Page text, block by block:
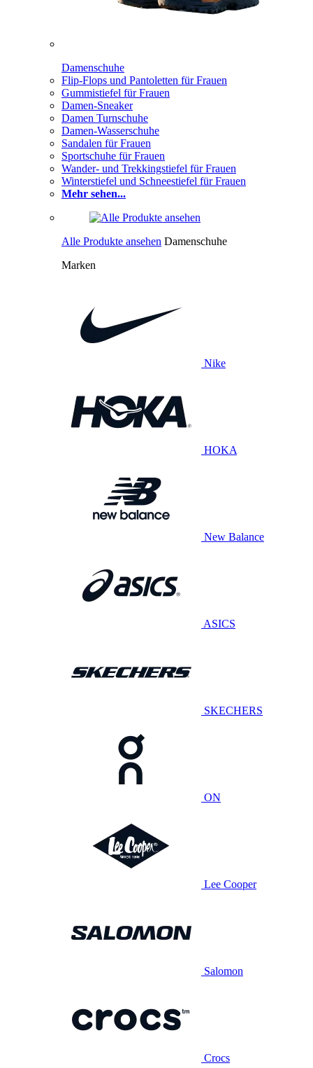
Damenschuhe
Flip-Flops und Pantoletten für Frauen
Gummistiefel für Frauen
Damen-Sneaker
Damen Turnschuhe
Damen-Wasserschuhe
Sandalen für Frauen
Sportschuhe für Frauen
Wander- und Trekkingstiefel für Frauen
Winterstiefel und Schneestiefel für Frauen
Mehr sehen...
Alle Produkte ansehen Damenschuhe
Marken
Nike
HOKA
New Balance
ASICS
SKECHERS
ON
Lee Cooper
Salomon
Crocs